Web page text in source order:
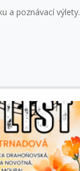
a poznávací výlety.